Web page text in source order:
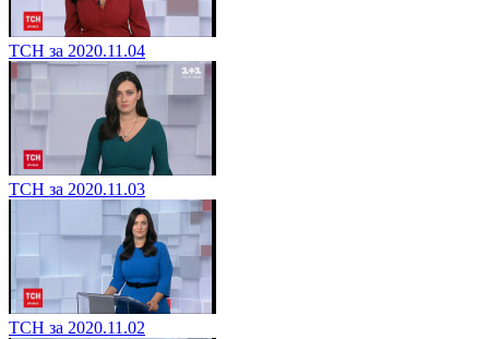
ТСН за 2020.11.04
ТСН за 2020.11.03
ТСН за 2020.11.02